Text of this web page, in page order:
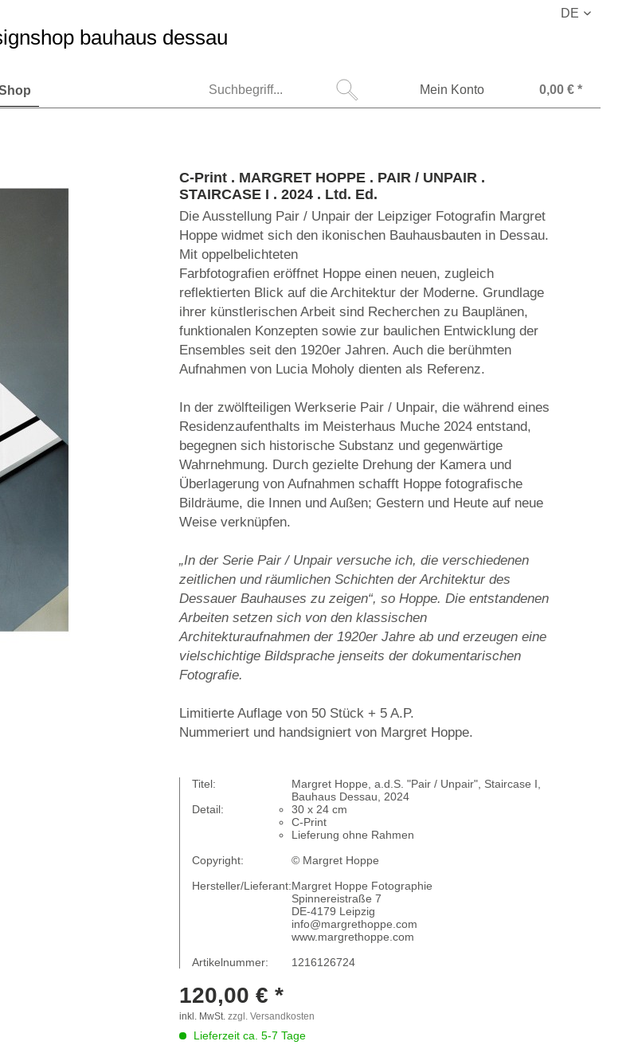
DE
bauhaus dessau
Mein Konto 0,00 € *
C-Print . MARGRET HOPPE . PAIR / UNPAIR .
STAIRCASE I . 2024 . Ltd. Ed.
Die Ausstellung Pair / Unpair der Leipziger Fotografin Margret
Hoppe widmet sich den ikonischen Bauhausbauten in Dessau.
Mit oppelbelichteten
Farbfotografien eröffnet Hoppe einen neuen, zugleich
reflektierten Blick auf die Architektur der Moderne. Grundlage
ihrer künstlerischen Arbeit sind Recherchen zu Bauplänen,
funktionalen Konzepten sowie zur baulichen Entwicklung der
Ensembles seit den 1920er Jahren. Auch die berühmten
Aufnahmen von Lucia Moholy dienten als Referenz.
In der zwölfteiligen Werkserie Pair / Unpair, die während eines
Residenzaufenthalts im Meisterhaus Muche 2024 entstand,
begegnen sich historische Substanz und gegenwärtige
Wahrnehmung. Durch gezielte Drehung der Kamera und
Überlagerung von Aufnahmen schafft Hoppe fotografische
Bildräume, die Innen und Außen; Gestern und Heute auf neue
Weise verknüpfen.
„In der Serie Pair / Unpair versuche ich, die verschiedenen
zeitlichen und räumlichen Schichten der Architektur des
Dessauer Bauhauses zu zeigen“, so Hoppe. Die entstandenen
Arbeiten setzen sich von den klassischen
Architekturaufnahmen der 1920er Jahre ab und erzeugen eine
vielschichtige Bildsprache jenseits der dokumentarischen
Fotografie.
Limitierte Auflage von 50 Stück + 5 A.P.
Nummeriert und handsigniert von Margret Hoppe.
Titel:
Margret Hoppe, a.d.S. "Pair / Unpair", Staircase I,
Bauhaus Dessau, 2024
Detail:
30 x 24 cm
C-Print
Lieferung ohne Rahmen
Copyright:
© Margret Hoppe
Hersteller/Lieferant:Margret Hoppe Fotographie
Spinnereistraße 7
DE-4179 Leipzig
info@margrethoppe.com
www.margrethoppe.com
Artikelnummer:
1216126724
120,00 € *
inkl. MwSt. zzgl. Versandkosten
Lieferzeit ca. 5-7 Tage